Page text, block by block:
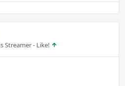
Streamer - Like!